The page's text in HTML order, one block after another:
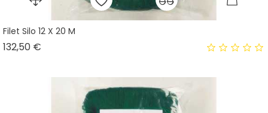
Filet Silo 12 X 20 M
132,50 €